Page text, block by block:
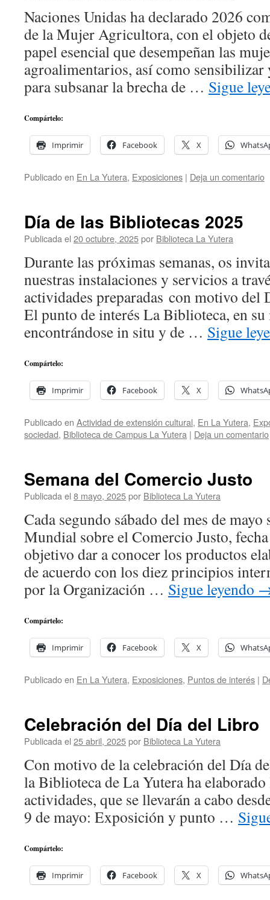
Naciones Unidas ha declarado 2026
de la Mujer Agricultora, con el objeto
papel esencial que desempeñan las
agroalimentarios, así como
para subsanar la brecha de … Sigue
Compártelo:
Imprimir Facebook X
Publicado en En La Yutera, Exposiciones | Deja un comentario
Día de las Bibliotecas 2025
Publicada el 20 octubre, 2025por Biblioteca La Yutera
Durante las próximas semanas, os
nuestras instalaciones y servicios a
actividades preparadas con motivo del
El punto de interés La Biblioteca, en
encontrándose in situ y de … Sigue
Compártelo:
Imprimir Facebook X
Publicado en Actividad de extensión cultural, En La Yutera,
sociedad, Biblioteca de Campus La Yutera | Deja un comentario
Semana del Comercio Justo
Publicada el 8 mayo, 2025por Biblioteca La Yutera
Cada segundo sábado del mes de
Mundial sobre el Comercio Justo,
objetivo dar a conocer los productos
de acuerdo con los diez principios
por la Organización … Sigue leyendo
Compártelo:
Imprimir Facebook X
Publicado en En La Yutera, Exposiciones, Puntos de interés |
Celebración del Día del Libro
Publicada el 25 abril, 2025por Biblioteca La Yutera
Con motivo de la celebración del Día
la Biblioteca de La Yutera ha
actividades, que se llevarán a cabo
9 de mayo: Exposición y punto …
Compártelo:
Imprimir Facebook X